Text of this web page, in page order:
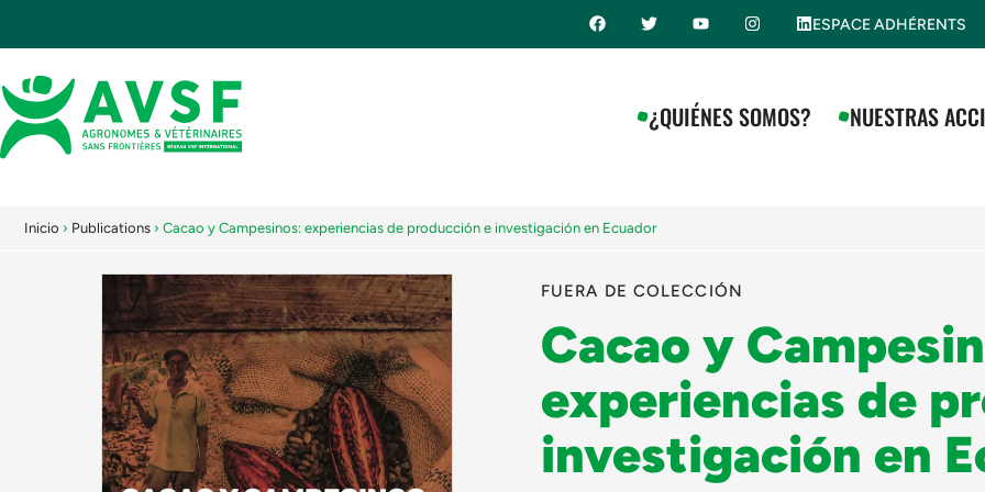
ESPACE ADHÉRENTS
¿QUIÉNES SOMOS? NUESTRAS
Inicio › Publications › Cacao y Campesinos: experiencias de producción e investigación en Ecuador
FUERA DE COLECCIÓN
Cacao y
experiencias de
investigación en